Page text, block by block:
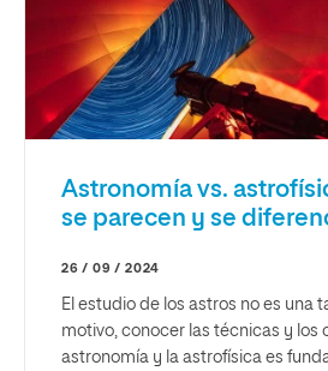
Astronomía vs.
se parecen y se
26 / 09 / 2024
El estudio de los astros no es una
motivo, conocer las técnicas y los
astronomía y la astrofísica es